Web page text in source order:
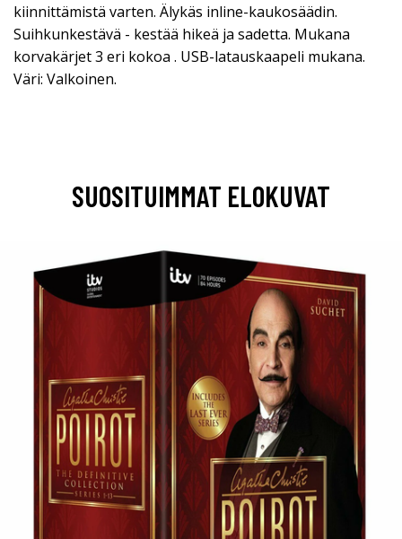
kiinnittämistä varten. Älykäs inline-kaukosäädin.
Suihkunkestävä - kestää hikeä ja sadetta. Mukana
korvakärjet 3 eri kokoa . USB-latauskaapeli mukana.
Väri: Valkoinen.
SUOSITUIMMAT ELOKUVAT